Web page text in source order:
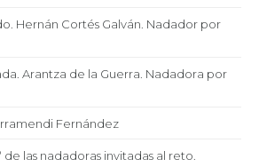
Hernán Cortés Galván. Nadador por
Arantza de la Guerra. Nadadora por
Fernández
de las nadadoras invitadas al reto.